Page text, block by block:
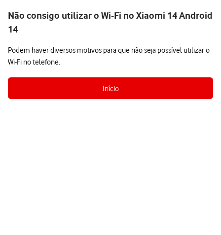
Não consigo utilizar o Wi-Fi no Xiaomi 14 Android
14
Podem haver diversos motivos para que não seja possível utilizar o
Wi-Fi no telefone.
Início